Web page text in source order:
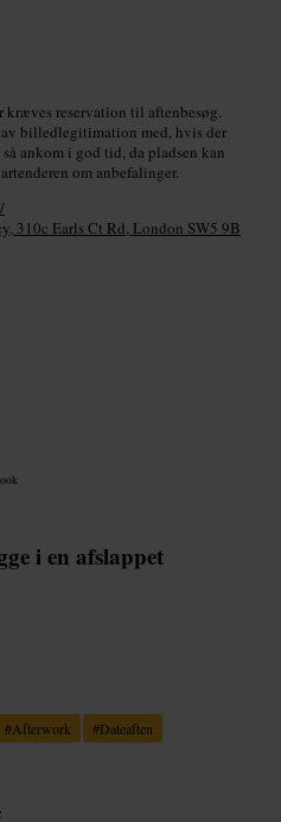
kræves reservation til aftenbesøg.
billedlegitimation med, hvis der
ankom i god tid, da pladsen kan
om anbefalinger.
310c Earls Ct Rd, London SW5 9B
i en afslappet
#Afterwork #Dateaften